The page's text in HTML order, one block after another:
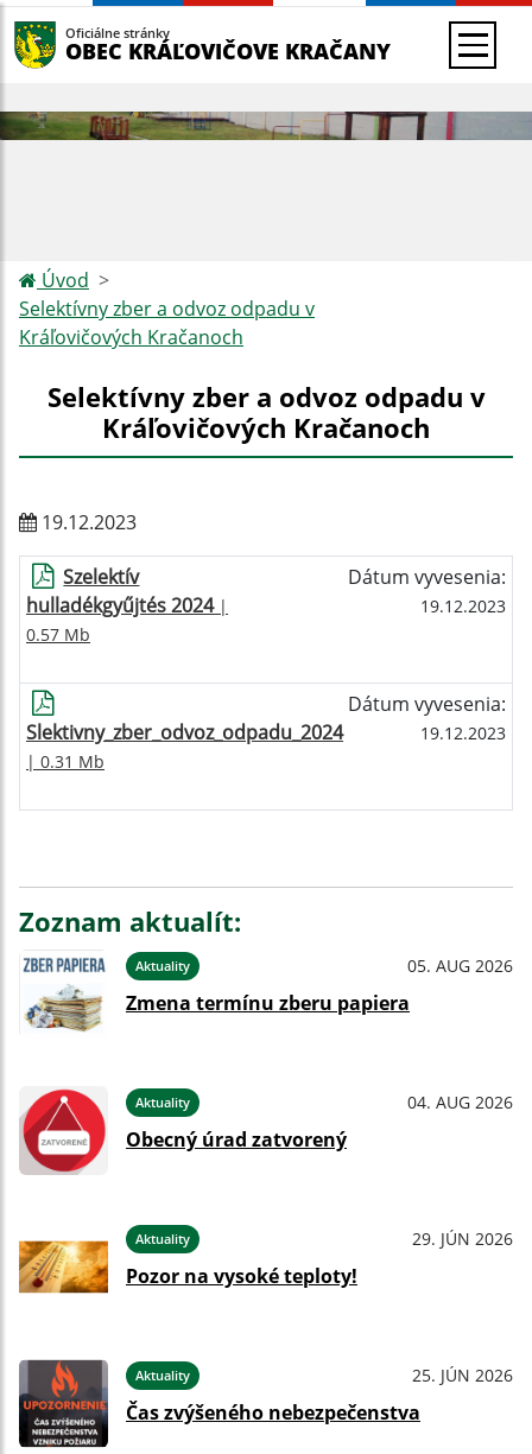
Oficiálne stránky
OBEC KRÁĽOVIČOVE KRAČANY
Úvod
Selektívny zber a odvoz odpadu v
Kráľovičových Kračanoch
Selektívny zber a odvoz odpadu v
Kráľovičových Kračanoch
19.12.2023
Szelektív
hulladékgyűjtés 2024|
0.57 Mb
Dátum vyvesenia:
19.12.2023
Slektivny_zber_odvoz_odpadu_2024
| 0.31 Mb
Dátum vyvesenia:
19.12.2023
Zoznam aktualít:
Aktuality 05. AUG 2026
Zmena termínu zberu papiera
Aktuality 04. AUG 2026
Obecný úrad zatvorený
Aktuality 29. JÚN 2026
Pozor na vysoké teploty!
Aktuality 25. JÚN 2026
Čas zvýšeného nebezpečenstva